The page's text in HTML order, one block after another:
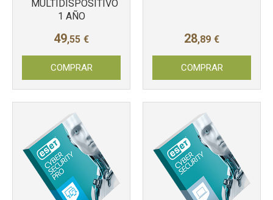
MULTIDISPOSITIVO
1 AÑO
49,55 €
COMPRAR
28,89 €
COMPRAR